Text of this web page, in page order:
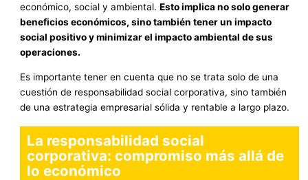
económico, social y ambiental.Esto implica no solo generar
beneficios económicos, sino también tener un impacto
social positivo y minimizar el impacto ambiental de sus
operaciones.
Es importante tener en cuenta que no se trata solo de una
cuestión de responsabilidad social corporativa, sino también
de una estrategia empresarial sólida y rentable a largo plazo.
La responsabilidad social
corporativa: compromiso más allá de
lo económico